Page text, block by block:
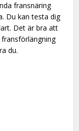
fransnäring
Du kan testa dig
Det är bra att
du.